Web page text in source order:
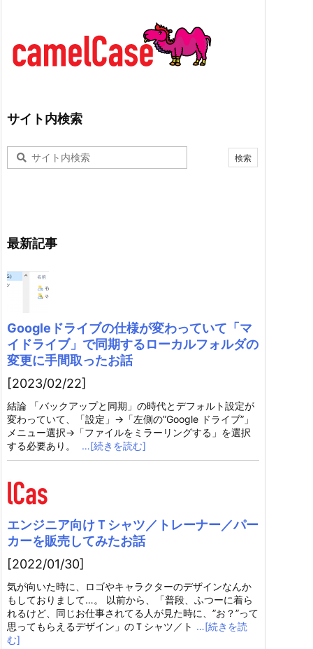
サイト内検索
最新記事
Googleドライブの仕様が変わっていて「マ
イドライブ」で同期するローカルフォルダの
変更に手間取ったお話
[2023/02/22]
結論 「バックアップと同期」の時代とデフォルト設定が
変わっていて、「設定」→「左側の”Google ドライブ”」
メニュー選択→「ファイルをミラーリングする」を選択
する必要あり。
…[続きを読む]
エンジニア向けＴシャツ／トレーナー／パー
カーを販売してみたお話
[2022/01/30]
気が向いた時に、ロゴやキャラクターのデザインなんか
もしておりまして…。 以前から、「普段、ふつーに着ら
れるけど、同じお仕事されてる人が見た時に、”お？”って
思ってもらえるデザイン」のＴシャツ／ト …[続きを読
む]